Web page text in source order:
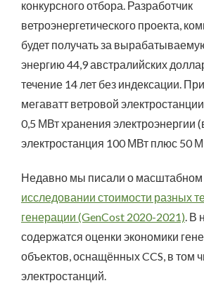
конкурсного отбора. Разработчик
ветроэнергетического проекта,
будет получать за
энергию 44,9 австралийских
течение 14 лет без индексации.
мегаватт ветровой
0,5 МВт хранения электроэнергии
электростанция 100 МВт плюс 50
Недавно мы писали о масштабном
исследовании стоимости разных
генерации (GenCost 2020-2021). В
содержатся оценки экономики
объектов, оснащённых CCS, в том
электростанций.